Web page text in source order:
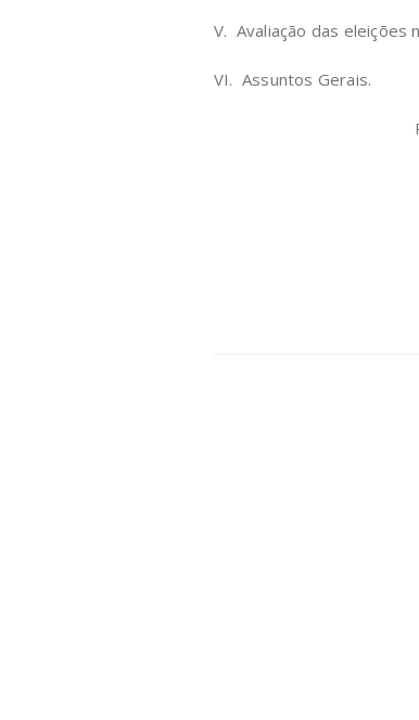
V. Avaliação das eleições
VI. Assuntos Gerais.